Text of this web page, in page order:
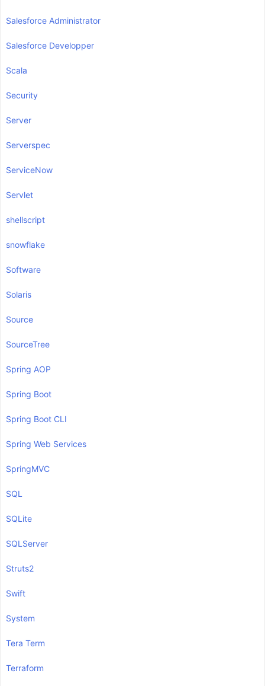
Salesforce Administrator
Salesforce Developper
Scala
Security
Server
Serverspec
ServiceNow
Servlet
shellscript
snowflake
Software
Solaris
Source
SourceTree
Spring AOP
Spring Boot
Spring Boot CLI
Spring Web Services
SpringMVC
SQL
SQLite
SQLServer
Struts2
Swift
System
Tera Term
Terraform